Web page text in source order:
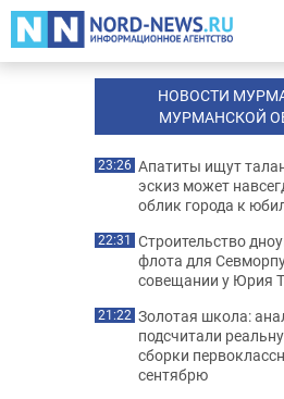
НОВОСТИ
МУРМАНСКОЙ
23:26 Апатиты ищут
эскиз может
облик города к
22:31 Строительство
флота для
совещании у Юрия
21:22 Золотая школа:
подсчитали
сборки
сентябрю